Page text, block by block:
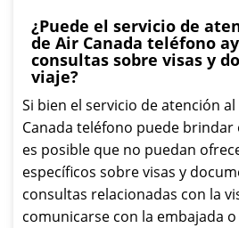
¿Puede el servicio de
de Air Canada teléfono
consultas sobre visas y
viaje?
Si bien el servicio de atención
Canada teléfono puede
es posible que no puedan
específicos sobre visas y
consultas relacionadas con la
comunicarse con la embajada